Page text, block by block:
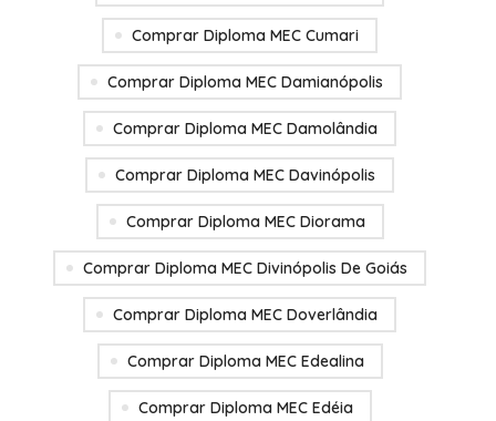
Comprar Diploma MEC Cumari
Comprar Diploma MEC Damianópolis
Comprar Diploma MEC Damolândia
Comprar Diploma MEC Davinópolis
Comprar Diploma MEC Diorama
Comprar Diploma MEC Divinópolis De Goiás
Comprar Diploma MEC Doverlândia
Comprar Diploma MEC Edealina
Comprar Diploma MEC Edéia